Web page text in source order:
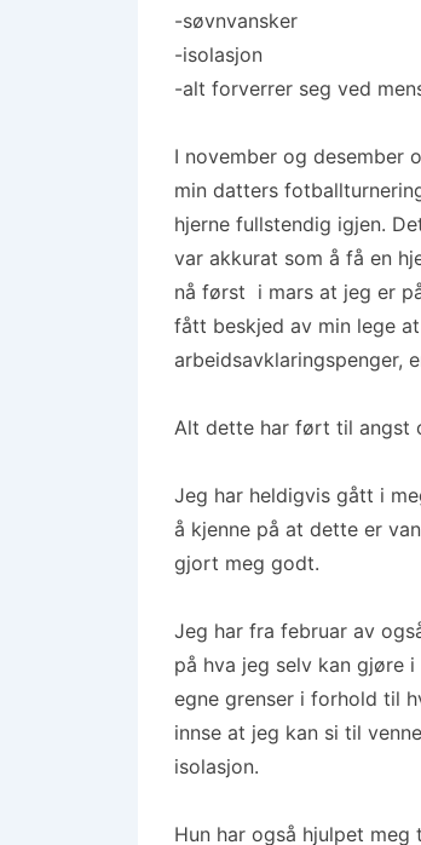
-søvnvansker
-isolasjon
-alt forverrer seg ved
I november og desember
min datters
hjerne fullstendig igjen.
var akkurat som å få en
nå først i mars at jeg er
fått beskjed av min lege
arbeidsavklaringspenger,
Alt dette har ført til angst
Jeg har heldigvis gått i
å kjenne på at dette er
gjort meg godt.
Jeg har fra februar av
på hva jeg selv kan gjøre
egne grenser i forhold til
innse at jeg kan si til
isolasjon.
Hun har også hjulpet